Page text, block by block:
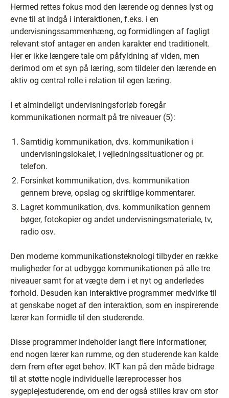
Hermed rettes fokus mod den lærende og dennes lyst og
evne til at indgå i interaktionen, f.eks. i en
undervisningssammenhæng, og formidlingen af fagligt
relevant stof antager en anden karakter end traditionelt.
Her er ikke længere tale om påfyldning af viden, men
derimod om et syn på læring, som tildeler den lærende en
aktiv og central rolle i relation til egen læring.
I et almindeligt undervisningsforløb foregår
kommunikationen normalt på tre niveauer (5):
Samtidig kommunikation, dvs. kommunikation i
undervisningslokalet, i vejledningssituationer og pr.
telefon.
Forsinket kommunikation, dvs. kommunikation
gennem breve, opslag og skriftlige kommentarer.
Lagret kommunikation, dvs. kommunikation gennem
bøger, fotokopier og andet undervisningsmateriale, tv,
radio osv.
Den moderne kommunikationsteknologi tilbyder en række
muligheder for at udbygge kommunikationen på alle tre
niveauer samt for at vægte dem i et nyt og anderledes
forhold. Desuden kan interaktive programmer medvirke til
at genskabe noget af den interaktion, som en inspirerende
lærer kan formidle til den studerende.
Disse programmer indeholder langt flere informationer,
end nogen lærer kan rumme, og den studerende kan kalde
dem frem efter eget behov. IKT kan på den måde bidrage
til at støtte nogle individuelle læreprocesser hos
sygeplejestuderende, om end der også stilles krav om stor